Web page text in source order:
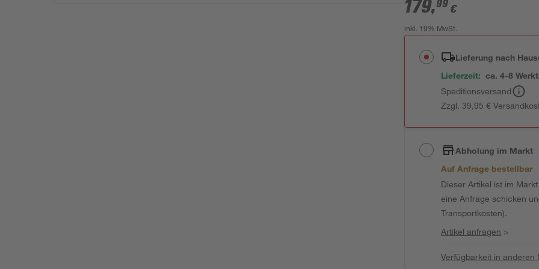
179,99 €
inkl. 19% MwSt.
Lieferung nach
Lieferzeit: ca. 4-8
Speditionsversand
Zzgl. 39,95 €
Abholung im Markt
Auf Anfrage bestellbar
Dieser Artikel ist im
eine Anfrage schicken
Transportkosten).
Artikel anfragen >
Verfügbarkeit in anderen